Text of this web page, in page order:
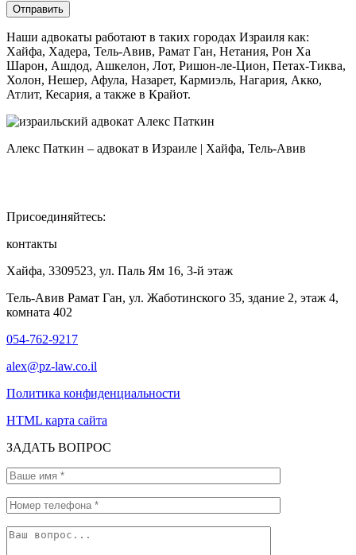
Наши адвокаты работают в таких городах Израиля как:
Хайфа, Хадера, Тель-Авив, Рамат Ган, Нетания, Рон Ха
Шарон, Ашдод, Ашкелон, Лот, Ришон-ле-Цион, Петах-Тиква,
Холон, Нешер, Афула, Назарет, Кармиэль, Нагария, Акко,
Атлит, Кесария, а также в Крайот.
Алекс Паткин – адвокат в Израиле | Хайфа, Тель-Авив
Присоединяйтесь:
контакты
Хайфа, 3309523, ул. Паль Ям 16, 3-й этаж
Тель-Авив Рамат Ган, ул. Жаботинского 35, здание 2, этаж 4,
комната 402
054-762-9217
alex@pz-law.co.il
Политика конфиденциальности
HTML карта сайта
ЗАДАТЬ ВОПРОС